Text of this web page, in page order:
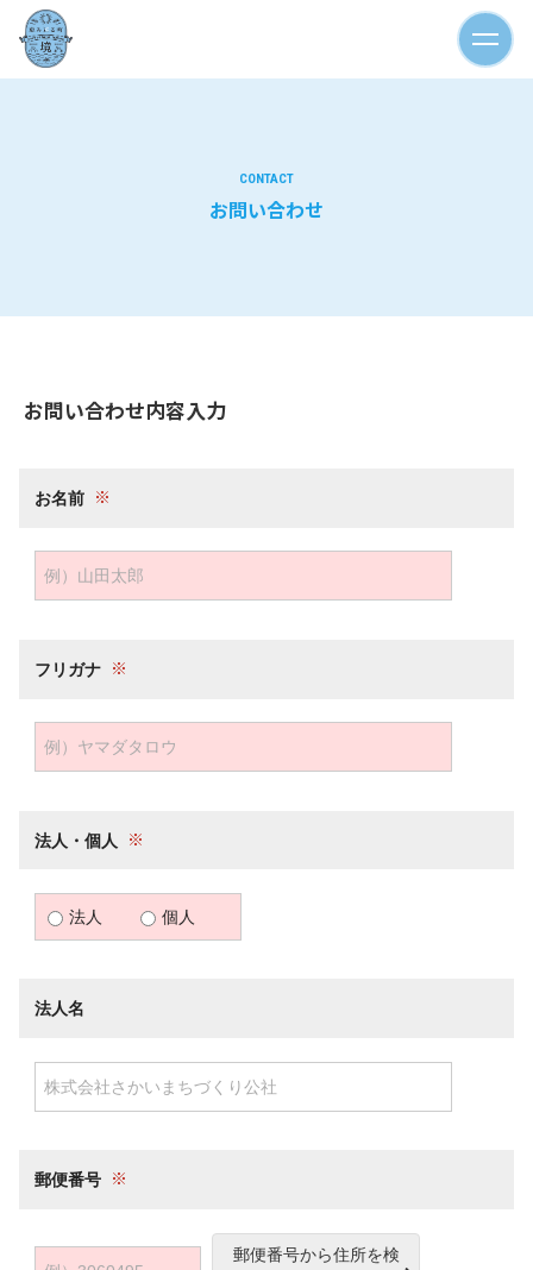
CONTACT
お問い合わせ
お問い合わせ内容入力
お名前
フリガナ
法人・個人
法人 個人
法人名
郵便番号
郵便番号から住所を検